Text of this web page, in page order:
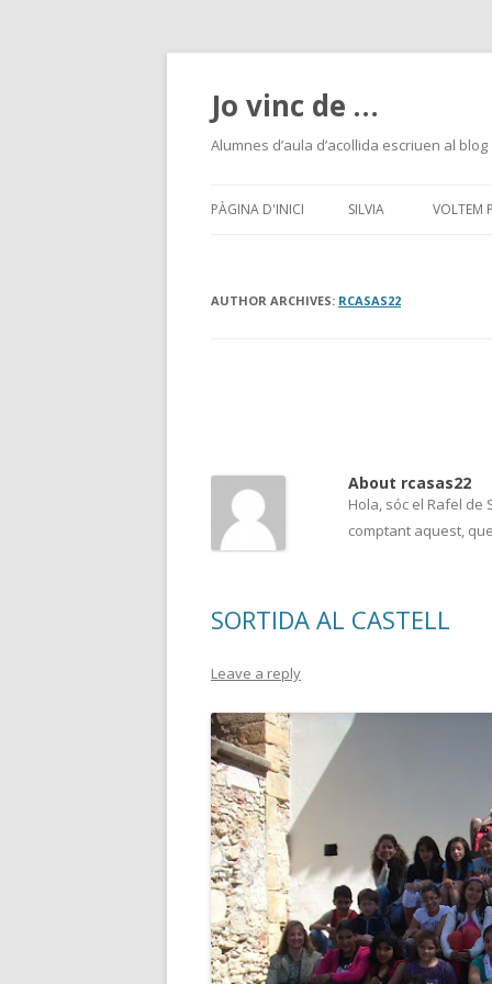
Jo vinc de …
Alumnes d’aula d’acollida escriuen al blog
PÀGINA D'INICI SILVIA
CONEIXEMENT DEL MEDI
VOLTEM
AUTHOR ARCHIVES: RCASAS22
About rcasas22
Hola, sóc el Rafel
comptant aquest,
SORTIDA AL CASTELL
Leave a reply